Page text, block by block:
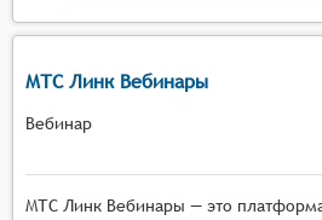
МТС Линк Вебинары
Вебинар
МТС Линк Вебинары — это